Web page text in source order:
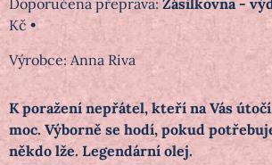
Kč •
Výrobce: Anna Riva
K poražení nepřátel, kteří na Vás
moc. Výborně se hodí, pokud
někdo lže. Legendární olej.